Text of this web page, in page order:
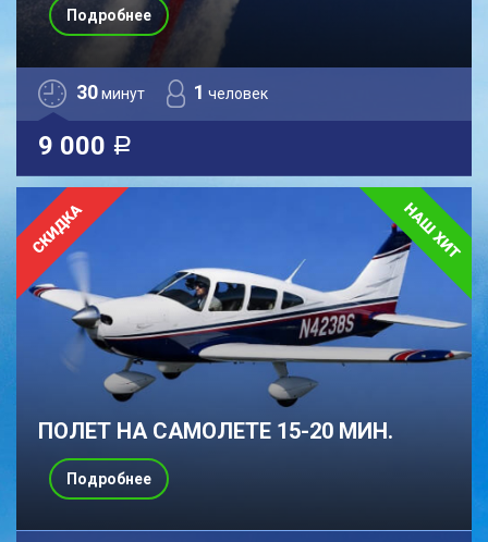
30минут 1 человек
9 000 a
Подробнее
ПОЛЕТ НА САМОЛЕТЕ 15-20 МИН.
Подробнее